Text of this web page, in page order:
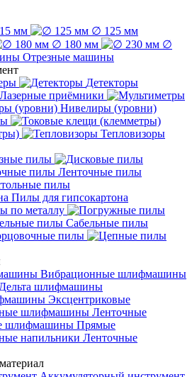
мм
∅ 125 мм
∅ 180 мм
∅
Отрезные машины
Детекторы
Лазерные приёмники
Нивелиры (уровни)
Тепловизоры
пилы
Ленточные пилы
пилы
Пилы для гипсокартона
по металлу
Сабельные пилы
пилы
Вибрационные шлифмашины
Дельта шлифмашины
Эксцентриковые
Ленточные
Прямые
Ленточные